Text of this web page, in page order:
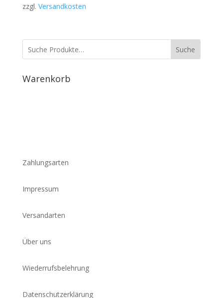
zzgl. Versandkosten
Suche
Warenkorb
Zahlungsarten
Impressum
Versandarten
Über uns
Wiederrufsbelehrung
Datenschutzerklärung